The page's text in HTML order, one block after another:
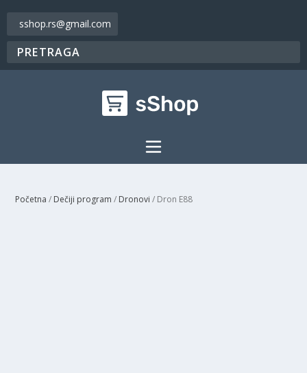
sshop.rs@gmail.com
Početna / Dečiji program / Dronovi / Dron E88